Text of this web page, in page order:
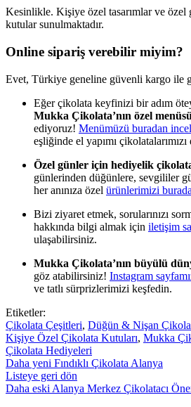
Kesinlikle. Kişiye özel tasarımlar ve
kutular sunulmaktadır.
Online sipariş verebilir miyim?
Evet, Türkiye geneline güvenli kargo ile
Eğer çikolata keyfinizi bir adım
Mukka Çikolata’nın özel
ediyoruz! Menümüzü buradan
eşliğinde el yapımı
Özel günler için hediyelik
günlerinden düğünlere, sevgililer
her anınıza özel ürünlerimizi
Bizi ziyaret etmek, sorularınızı
hakkında bilgi almak için iletişim
ulaşabilirsiniz.
Mukka Çikolata’nın büyülü
göz atabilirsiniz! Instagram
ve tatlı sürprizlerimizi keşfedin.
Etiketler:
Çikolata Çeşitleri, Düğün & Nişan
Kişiye Özel Çikolata Kutuları, Mukka
Çikolata Hediyeleri
Daha yeni Fındıklı Çikolata Alanya
Listeye geri dön
Daha eski Alanya Merkez Çikolatacı